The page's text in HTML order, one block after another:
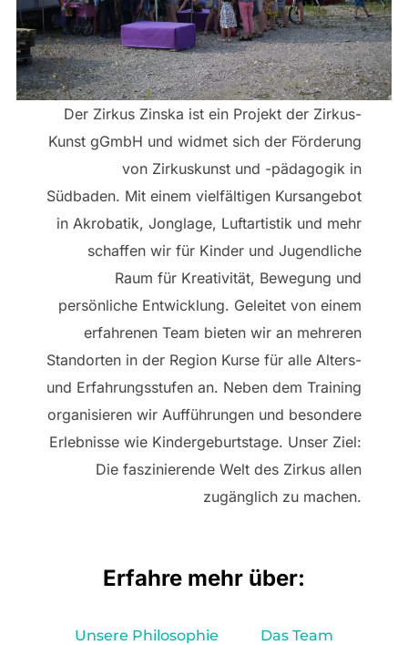
Der Zirkus Zinska ist ein Projekt der Zirkus-
Kunst gGmbH und widmet sich der Förderung
von Zirkuskunst und -pädagogik in
Südbaden. Mit einem vielfältigen Kursangebot
in Akrobatik, Jonglage, Luftartistik und mehr
schaffen wir für Kinder und Jugendliche
Raum für Kreativität, Bewegung und
persönliche Entwicklung. Geleitet von einem
erfahrenen Team bieten wir an mehreren
Standorten in der Region Kurse für alle Alters-
und Erfahrungsstufen an. Neben dem Training
organisieren wir Aufführungen und besondere
Erlebnisse wie Kindergeburtstage. Unser Ziel:
Die faszinierende Welt des Zirkus allen
zugänglich zu machen.
Erfahre mehr über:
Unsere Philosophie Das Team